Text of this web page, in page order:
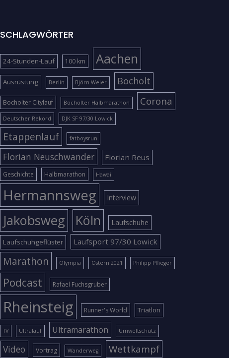
SCHLAGWÖRTER
24-Stunden-Lauf 100 km Aachen
Ausrüstung Berlin Björn Weier Bocholt
Bocholter Citylauf Bocholter Halbmarathon Corona
Deutscher Rekord DJK SF 97/30 Lowick
Etappenlauf fatboysrun
Florian Neuschwander Florian Reus
Geschichte Halbmarathon Hawai
Hermannsweg Interview
Jakobsweg Köln Laufschuhe
Laufschuhgeflüster Laufsport 97/30 Lowick
Marathon Olympia Ostern 2021 Philipp Pflieger
Podcast Rafael Fuchsgruber
Rheinsteig Runner's World Triatlon
TV Ultralauf Ultramarathon Umweltschutz
Video Vortrag Wanderweg Wettkampf